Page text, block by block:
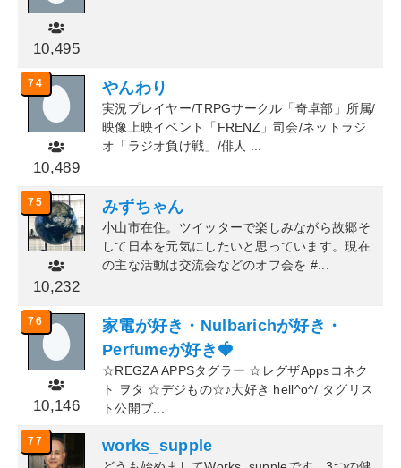
10,495
74
10,489
やんわり
実況プレイヤー/TRPGサークル「奇卓部」所属/
映像上映イベント「FRENZ」司会/ネットラジ
オ「ラジオ負け戦」/俳人 ...
75
10,232
みずちゃん
小山市在住。ツイッターで楽しみながら故郷そ
して日本を元気にしたいと思っています。現在
の主な活動は交流会などのオフ会を #...
76
10,146
家電が好き・Nulbarichが好き・
Perfumeが好き🍓
☆REGZA APPSタグラー ☆レグザAppsコネク
ト ヲタ ☆デジもの☆♪大好き hell^o^/ タグリス
ト公開ブ...
77 works_supple